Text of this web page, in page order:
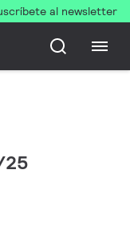
al newsletter
25